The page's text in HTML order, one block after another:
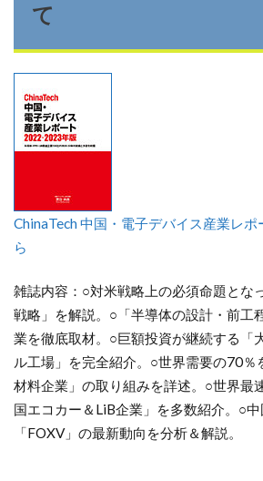
て
ChinaTech 中国・電子デバイス産業レ
ら
雑誌内容：○対米戦略上の必須命題とな
戦略」を解説。○「半導体の設計・前工
業を徹底取材。○巨額投資が継続する「
ル工場」を完全紹介。○世界需要の70％
材料企業」の取り組みを詳述。○世界最
国エコカー＆LiB企業」を多数紹介。○
「FOXV」の最新動向を分析＆解説。